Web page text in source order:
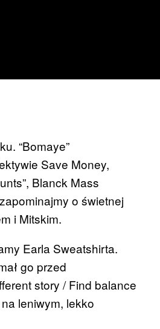
“Bomaye”
Save Money,
Blanck Mass
o świetnej
i Mitskim.
Earla Sweatshirta.
go przed
story / Find balance
leniwym, lekko